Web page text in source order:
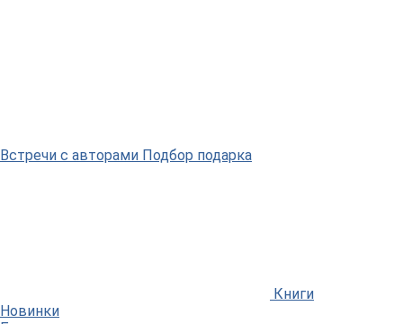
Встречи с авторами Подбор подарка
Книги
Новинки